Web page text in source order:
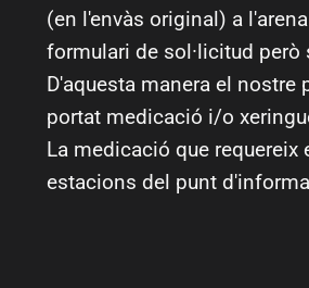
(en l'envàs original) a
formulari de sol·licitud però
D'aquesta manera el nostre
portat medicació i/o
La medicació que
estacions del punt